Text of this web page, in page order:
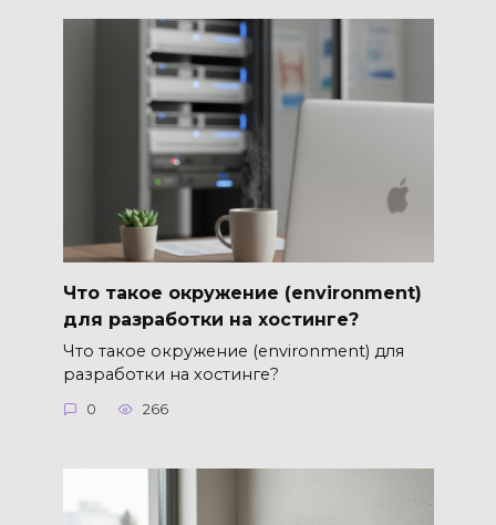
Что такое окружение (environment)
для разработки на хостинге?
Что такое окружение (environment) для
разработки на хостинге?
0 266